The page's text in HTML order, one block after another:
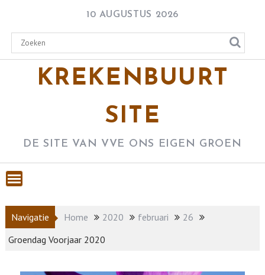
content
10 AUGUSTUS 2026
KREKENBUURT
SITE
DE SITE VAN VVE ONS EIGEN GROEN
Navigatie Home 2020 februari
26
Groendag Voorjaar 2020